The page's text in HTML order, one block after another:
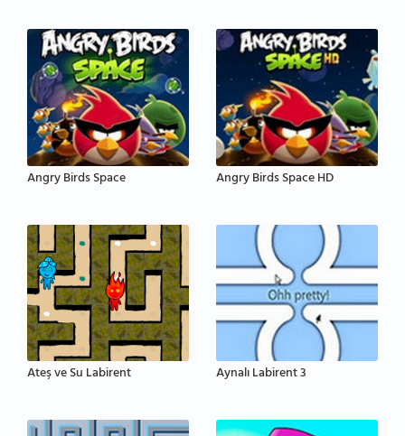
Angry Birds Space Angry Birds Space HD
Ateş ve Su Labirent Aynalı Labirent 3